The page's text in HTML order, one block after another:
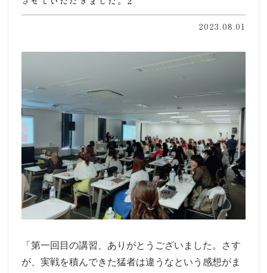
2023.08.01
「第一回目の講習、ありがとうございました。さす
が、実戦を積んできた猛者は違うなという感想がま